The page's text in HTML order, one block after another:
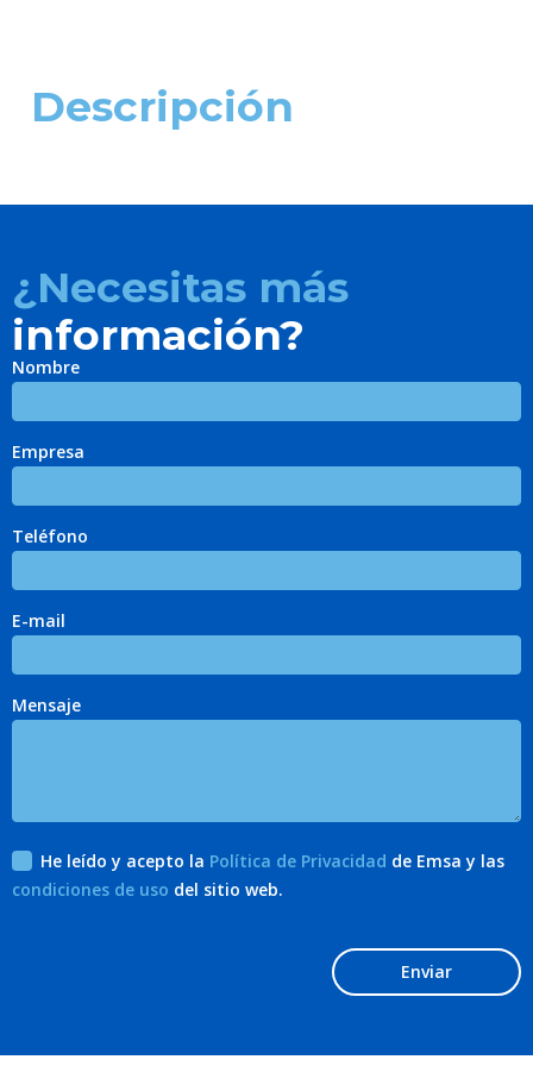
Descripción
¿Necesitas más
información?
Nombre
Empresa
Teléfono
E-mail
Mensaje
He leído y acepto la Política de Privacidad de Emsa y las
condiciones de uso del sitio web.
Enviar